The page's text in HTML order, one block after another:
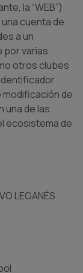
la “WEB”).
cuenta de
a un
por varias
otros clubes
modificación de
una de las
ecosistema de
LEGANÉS